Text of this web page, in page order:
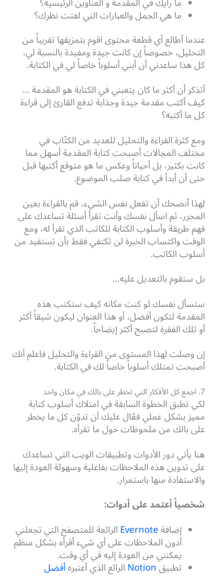
ما هي الجمل والعبارات التي لفتت نظرك؟
عندما أطالع أي قطعة محتوى اقوم بتمزيقها تقريباً من
التحليل، خصوصاً إن كانت جيدة ومفيدة بالنسبة لي،
كل هذا ساعدني أن أبني أسلوباً خاصاً لي في الكتابة.
أتذكر أن أكثر ما كان يتعبني في الكتابة هو المقدمة …
كيف أكتب مقدمة جيدة وجذابة تدفع القارئ إلى قراءة
كل ما أكتبه؟
ومع كثرة القراءة والتحليل للعديد من الكتّاب في
مختلف المجالات أصبحت كتابة المقدمة أسهل مما
كانت بكثير، بل أحياناً وعكس ما هو متوقع أكتبها قبل
حتى أن أبدأ في كتابة صلب الموضوع.
لهذا أنصحك أن تفعل نفس الشيء، قم بالقراءة بعين
المحرر، ثم اسأل نفسك وأنت تقرأ أسئلة تساعدك على
فهم طريقة وأسلوب الكتابة للكاتب الذي تقرأ له، ومع
الوقت واكتساب الخبرة لن تكتفي فقط بأن تستفيد من
أسلوب الكاتب.
بل ستقوم بالتعديل عليه…
ستسأل نفسك لو كنت مكانه كيف ستكتب هذه
المقدمة لتكون أفضل، أو هذا العنوان ليكون شيقاً أكثر
أو تلك الفقرة لتصبح أكثر إيضاحاً.
إن وصلت لهذا المستوى من القراءة والتحليل فاعلم أنك
أصبحت تمتلك أسلوباً خاصاً لك في الكتابة.
7. اجمع كل الأفكار التي تخطر على بالك في مكان واحد
لكي تطبق الخطوة السابقة في امتلاك أسلوب كتابة
مميز بشكل عملي فعّال عليك أن تدوّن كل ما يخطر
على بالك من ملحوظات حول ما تقرأه.
هنا يأتي دور الأدوات وتطبيقات الويب التي تساعدك
على تدوين هذه الملاحظات بفاعلية وسهولة العودة إليها
والاستفادة منها باستمرار.
شخصياً أعتمد على أدوات:
إضافةEvernoteالرائعة للمتصفح التي تجعلني
أدون الملاحظات على أي شيء أقرأه بشكل منظم
يمكنني من العودة إليه في أي وقت.
تطبيقNotionالرائع الذي أعتبرهأفضل